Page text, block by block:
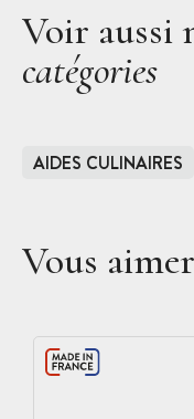
Voir aussi
catégories
AIDES CULINAIRES
Vous